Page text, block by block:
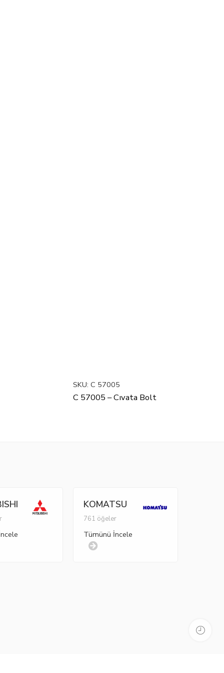
SKU: C 57005
C 57005 – Cıvata Bolt
KOMATSU
761 öğeler
Tümünü İncele